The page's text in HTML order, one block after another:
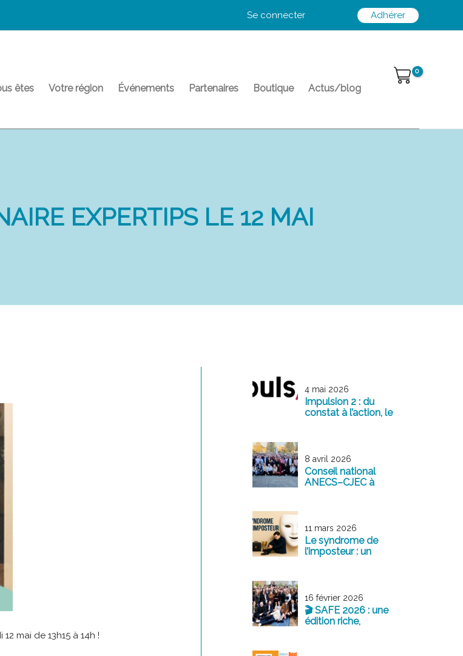
Se connecter Adhérer
êtes Votre région Événements Partenaires Boutique Actus/blog
EXPERTIPS LE 12 MAI
mai de 13h15 à 14h !
4 mai 2026
Impulsion 2 : du
constat à l’action, le
8 avril 2026
Conseil national
ANECS–CJEC à
service de la
profession
11 mars 2026
Le syndrome de
l’imposteur : un
16 février 2026
🎬 SAFE 2026 : une
édition riche,